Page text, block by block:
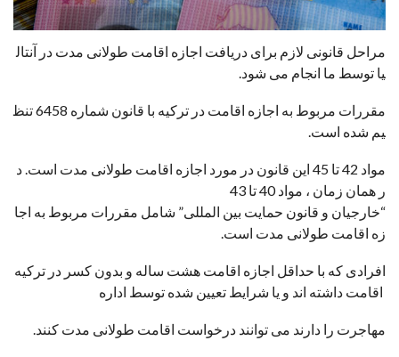
مراحل قانونی لازم برای دریافت اجازه اقامت طولانی مدت در آنتال
یا توسط ما انجام می شود.
مقررات مربوط به اجازه اقامت در ترکیه با قانون شماره 6458 تنظ
یم شده است.
مواد 42 تا 45 این قانون در مورد اجازه اقامت طولانی مدت است. د
ر همان زمان ، مواد 40 تا 43
“خارجیان و قانون حمایت بین المللی” شامل مقررات مربوط به اجا
زه اقامت طولانی مدت است.
افرادی که با حداقل اجازه اقامت هشت ساله و بدون کسر در ترکیه
اقامت داشته اند و یا شرایط تعیین شده توسط اداره
مهاجرت را دارند می توانند درخواست اقامت طولانی مدت کنند.